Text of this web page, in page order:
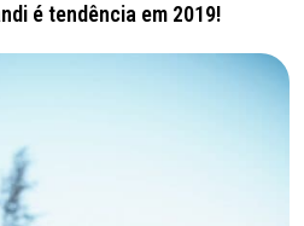
é tendência em 2019!